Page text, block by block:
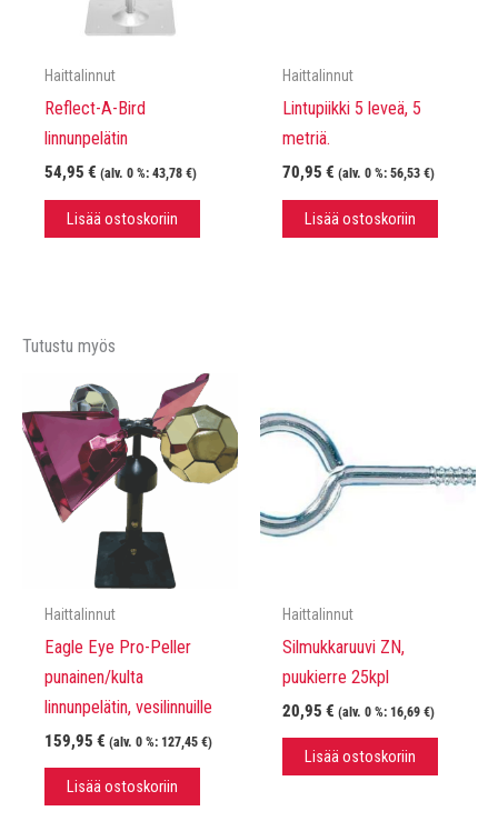
Haittalinnut
Reflect-A-Bird
linnunpelätin
54,95 € (alv. 0 %: 43,78 €)
Lisää ostoskoriin
Haittalinnut
Lintupiikki 5 leveä, 5
metriä.
70,95 € (alv. 0 %: 56,53 €)
Lisää ostoskoriin
Tutustu myös
Haittalinnut
Eagle Eye Pro-Peller
punainen/kulta
linnunpelätin, vesilinnuille
159,95 € (alv. 0 %: 127,45 €)
Lisää ostoskoriin
Haittalinnut
Silmukkaruuvi ZN,
puukierre 25kpl
20,95 € (alv. 0 %: 16,69 €)
Lisää ostoskoriin